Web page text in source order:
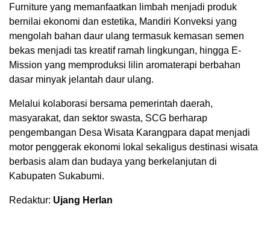
Furniture yang memanfaatkan limbah menjadi produk
bernilai ekonomi dan estetika, Mandiri Konveksi yang
mengolah bahan daur ulang termasuk kemasan semen
bekas menjadi tas kreatif ramah lingkungan, hingga E-
Mission yang memproduksi lilin aromaterapi berbahan
dasar minyak jelantah daur ulang.
Melalui kolaborasi bersama pemerintah daerah,
masyarakat, dan sektor swasta, SCG berharap
pengembangan Desa Wisata Karangpara dapat menjadi
motor penggerak ekonomi lokal sekaligus destinasi wisata
berbasis alam dan budaya yang berkelanjutan di
Kabupaten Sukabumi.
Redaktur: Ujang Herlan